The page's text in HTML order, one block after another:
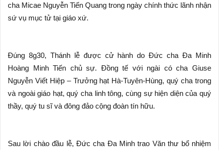
cha Micae Nguyễn Tiến Quang trong ngày chính thức lãnh nhận
sứ vụ mục tử tại giáo xứ.
Đúng 8g30, Thánh lễ được cử hành do Đức cha Đa Minh
Hoàng Minh Tiến chủ sự. Đồng tế với ngài có cha Giuse
Nguyễn Viết Hiệp – Trưởng hạt Hà-Tuyên-Hùng, quý cha trong
và ngoài giáo hạt, quý cha linh tông, cùng sự hiện diện của quý
thầy, quý tu sĩ và đông đảo cộng đoàn tín hữu.
Sau lời chào đầu lễ, Đức cha Đa Minh trao Văn thư bổ nhiệm